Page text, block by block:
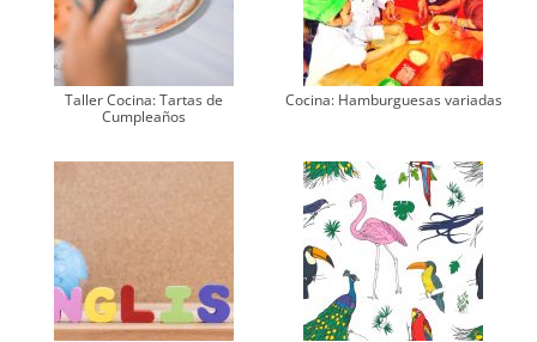
Taller Cocina: Tartas de
Cumpleaños
Cocina: Hamburguesas variadas